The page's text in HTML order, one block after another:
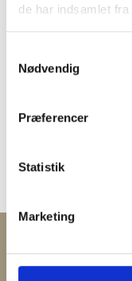
de har indsamlet
Nødvendig
Præferencer
Statistik
Marketing